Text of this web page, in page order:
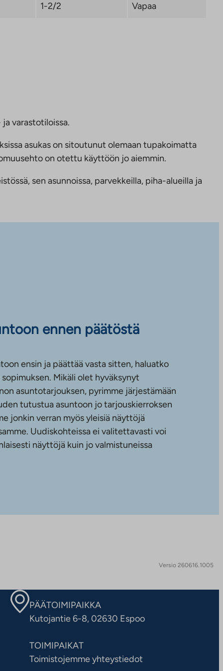
1-2/2 Vapaa
varastotiloissa.
asukas on sitoutunut olemaan tupakoimatta
on otettu käyttöön jo aiemmin.
sen asunnoissa, parvekkeilla, piha-alueilla ja
ennen päätöstä
ensin ja päättää vasta sitten, haluatko
Mikäli olet hyväksynyt
asuntotarjouksen, pyrimme järjestämään
tutustua asuntoon jo tarjouskierroksen
jonkin verran myös yleisiä näyttöjä
Uudiskohteissa ei valitettavasti voi
näyttöjä kuin jo valmistuneissa
Versio 260616.1005
PÄÄTOIMIPAIKKA
Kutojantie 6-8, 02630 Espoo
TOIMIPAIKAT
Toimistojemme yhteystiedot